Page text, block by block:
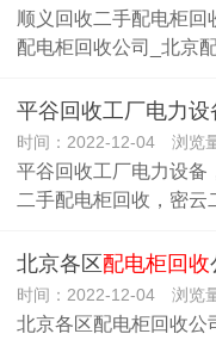
顺义回收二手配电柜回
配电柜回收公司_北京
平谷回收工厂电力
时间：2022-12-04 浏览
平谷回收工厂电力设备
二手配电柜回收，密
北京各区 配电柜回收
时间：2022-12-04 浏览
北京各区配电柜回收公